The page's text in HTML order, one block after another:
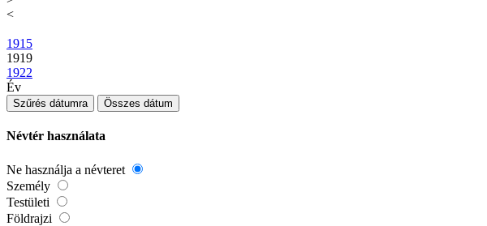
<
1915
1919
1922
Év
Szűrés dátumra Összes dátum
Névtér használata
Ne használja a névteret
Személy
Testületi
Földrajzi